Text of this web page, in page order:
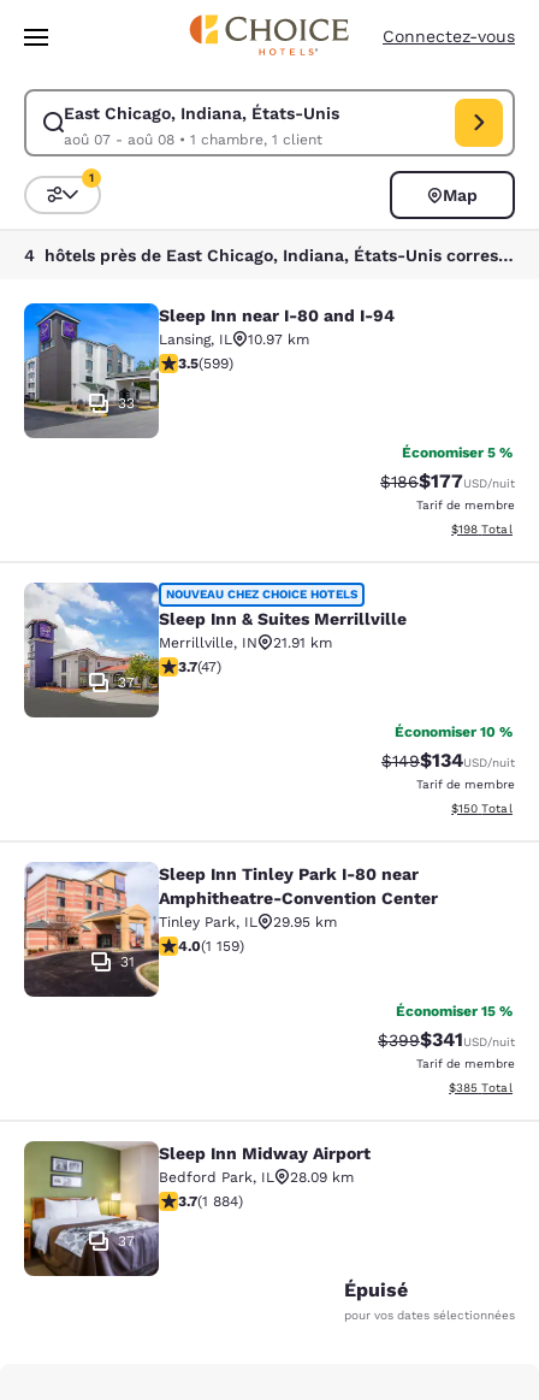
Passer à Contenu Principal
Connectez-vous
East Chicago, Indiana, États-Unis
aoû 07 - aoû 08• 1 chambre, 1 client
Modifiez la recherche pour East Chicago, Indiana, États-Unis. Date
Trier et filtrer
1
Map
4 hôtels près de East Chicago, Indiana, États-Unis correspondant à vos filtres
Sleep Inn near I-80 and I-94
33
Sleep Inn near I-80 and I-94
Lansing, IL
10.97 km
3.54 étoiles. Bien. 599 commentaires
3.5(599)
Économiser 5 %
Tarif barré :
$186Tarif réduit :
$177USD/nuit
Tarif de membre
Afficher les
$198 Total
Sleep Inn & Suites Merrillville
37
NOUVEAU CHEZ CHOICE HOTELS
Sleep Inn & Suites Merrillville
Merrillville, IN
21.91 km
3.68 étoiles. Bien. 47 commentaires
3.7(47)
Économiser 10 %
Tarif barré :
$149Tarif réduit :
$134USD/nuit
Tarif de membre
Afficher les
$150 Total
Sleep Inn Tinley Park I-80 near
31
Sleep Inn Tinley Park I-80 near
Amphitheatre-Convention Center
Tinley Park, IL
29.95 km
4.01 étoiles. Très bon. 1159 commentaires
4.0(1 159)
Économiser 15 %
Tarif barré :
$399Tarif réduit :
$341USD/nuit
Tarif de membre
Afficher les
$385 Total
Sleep Inn Midway Airport
37
Sleep Inn Midway Airport
Bedford Park, IL
28.09 km
3.71 étoiles. Bien. 1884 commentaires
3.7(1 884)
Épuisé
pour vos dates sélectionnées